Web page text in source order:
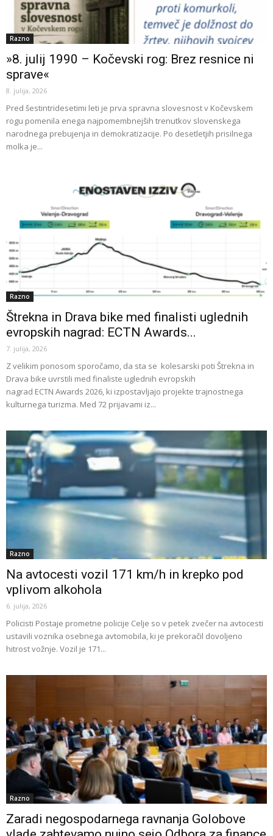
Razno
»8. julij 1990 – Kočevski rog: Brez resnice ni
sprave«
8. julija, 2026
Pred šestintridesetimi leti je prva spravna slovesnost v Kočevskem
rogu pomenila enega najpomembnejših trenutkov slovenskega
narodnega prebujenja in demokratizacije. Po desetletjih prisilnega
molka je...
Razno
Štrekna in Drava bike med finalisti uglednih
evropskih nagrad: ECTN Awards...
7. julija, 2026
Z velikim ponosom sporočamo, da sta se kolesarski poti Štrekna in
Drava bike uvrstili med finaliste uglednih evropskih
nagrad ECTN Awards 2026, ki izpostavljajo projekte trajnostnega
kulturnega turizma. Med 72 prijavami iz...
Razno
Na avtocesti vozil 171 km/h in krepko pod
vplivom alkohola
6. julija, 2026
Policisti Postaje prometne policije Celje so v petek zvečer na avtocesti
ustavili voznika osebnega avtomobila, ki je prekoračil dovoljeno
hitrost vožnje. Vozil je 171...
Razno
Zaradi negospodarnega ravnanja Golobove